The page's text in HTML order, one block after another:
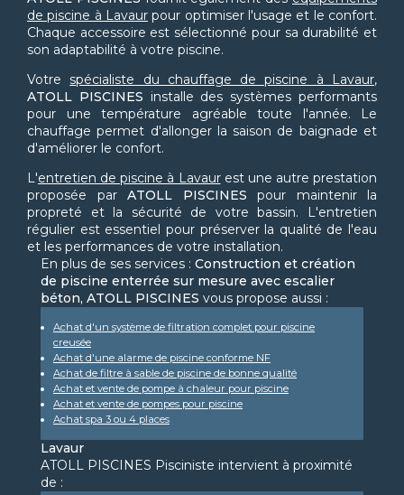
de piscine à Lavaur pour optimiser l'usage et le confort.
Chaque accessoire est sélectionné pour sa durabilité et
son adaptabilité à votre piscine.
Votre spécialiste du chauffage de piscine à Lavaur,
ATOLL PISCINES installe des systèmes performants
pour une température agréable toute l'année. Le
chauffage permet d'allonger la saison de baignade et
d'améliorer le confort.
L'entretien de piscine à Lavaurest une autre prestation
proposée par ATOLL PISCINES pour maintenir la
propreté et la sécurité de votre bassin. L'entretien
régulier est essentiel pour préserver la qualité de l'eau
et les performances de votre installation.
En plus de ses services : Construction et création
de piscine enterrée sur mesure avec escalier
béton, ATOLL PISCINES vous propose aussi :
Achat d'un système de filtration complet pour piscine
creusée
Achat d'une alarme de piscine conforme NF
Achat de filtre à sable de piscine de bonne qualité
Achat et vente de pompe à chaleur pour piscine
Achat et vente de pompes pour piscine
Achat spa 3 ou 4 places
Lavaur
ATOLL PISCINES Pisciniste intervient à proximité
de :